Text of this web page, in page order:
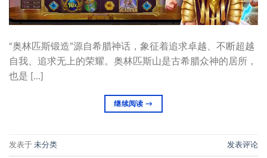
“奥林匹斯锻造”源自希腊神话，象征着追求卓越、不断超越
自我、追求无上的荣耀。奥林匹斯山是古希腊众神的居所，
也是 […]
继续阅读→
发表于 未分类 发表评论